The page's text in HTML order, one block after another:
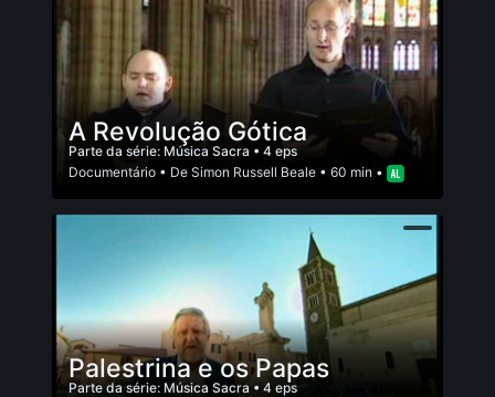
A Revolução Gótica
Parte da série: Música Sacra • 4 eps
Documentário • De Simon Russell Beale • 60 min •
Palestrina e os Papas
Parte da série: Música Sacra • 4 eps